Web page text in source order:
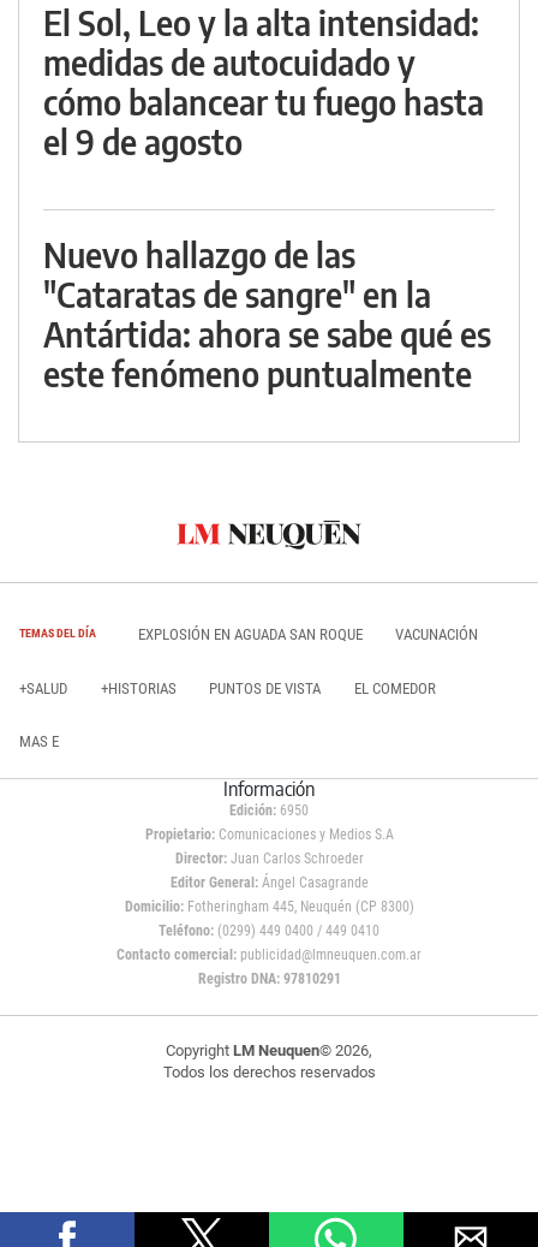
El Sol, Leo y la alta intensidad:
medidas de autocuidado y
cómo balancear tu fuego hasta
el 9 de agosto
Nuevo hallazgo de las
"Cataratas de sangre" en la
Antártida: ahora se sabe qué es
este fenómeno puntualmente
TEMAS DEL DÍA EXPLOSIÓN EN AGUADA SAN ROQUE VACUNACIÓN
+SALUD +HISTORIAS PUNTOS DE VISTA EL COMEDOR
MAS E
Información
Edición: 6950
Propietario:Comunicaciones y Medios S.A
Director: Juan Carlos Schroeder
Editor General:Ángel Casagrande
Domicilio:Fotheringham 445, Neuquén (CP 8300)
Teléfono: (0299) 449 0400 / 449 0410
Contacto comercial: publicidad@lmneuquen.com.ar
Registro DNA: 97810291
Copyright LM Neuquen© 2026,
Todos los derechos reservados